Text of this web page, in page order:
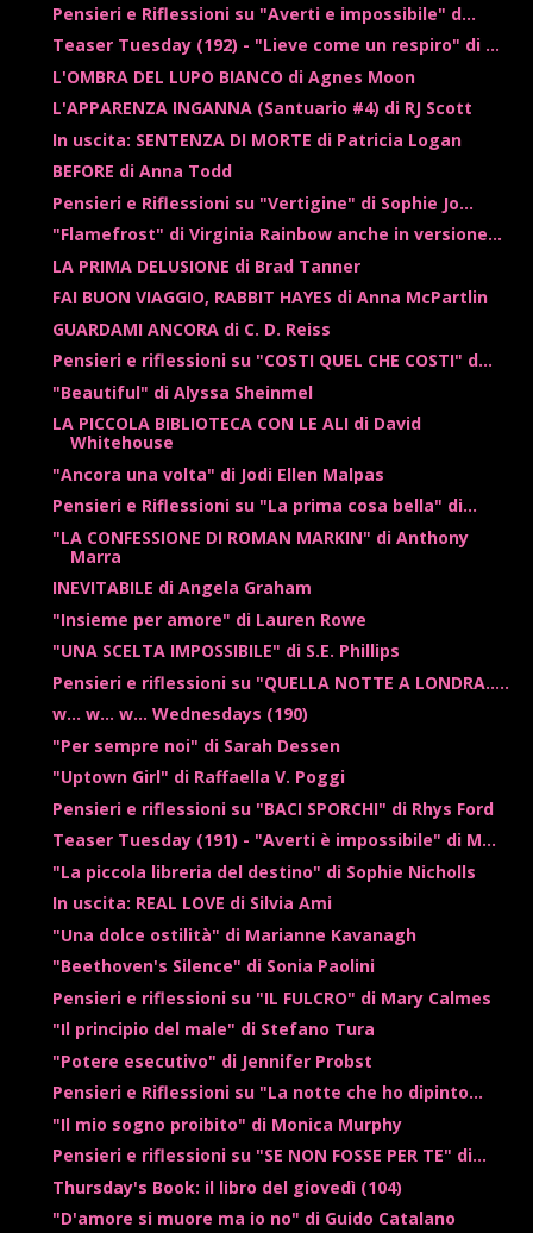
Pensieri e Riflessioni su "Averti e impossibile" d...
Teaser Tuesday (192) - "Lieve come un respiro" di ...
L'OMBRA DEL LUPO BIANCO di Agnes Moon
L'APPARENZA INGANNA (Santuario #4) di RJ Scott
In uscita: SENTENZA DI MORTE di Patricia Logan
BEFORE di Anna Todd
Pensieri e Riflessioni su "Vertigine" di Sophie Jo...
"Flamefrost" di Virginia Rainbow anche in versione...
LA PRIMA DELUSIONE di Brad Tanner
FAI BUON VIAGGIO, RABBIT HAYES di Anna McPartlin
GUARDAMI ANCORA di C. D. Reiss
Pensieri e riflessioni su "COSTI QUEL CHE COSTI" d...
"Beautiful" di Alyssa Sheinmel
LA PICCOLA BIBLIOTECA CON LE ALI di David
Whitehouse
"Ancora una volta" di Jodi Ellen Malpas
Pensieri e Riflessioni su "La prima cosa bella" di...
"LA CONFESSIONE DI ROMAN MARKIN" di Anthony
Marra
INEVITABILE di Angela Graham
"Insieme per amore" di Lauren Rowe
"UNA SCELTA IMPOSSIBILE" di S.E. Phillips
Pensieri e riflessioni su "QUELLA NOTTE A LONDRA.....
w... w... w... Wednesdays (190)
"Per sempre noi" di Sarah Dessen
"Uptown Girl" di Raffaella V. Poggi
Pensieri e riflessioni su "BACI SPORCHI" di Rhys Ford
Teaser Tuesday (191) - "Averti è impossibile" di M...
"La piccola libreria del destino" di Sophie Nicholls
In uscita: REAL LOVE di Silvia Ami
"Una dolce ostilità" di Marianne Kavanagh
"Beethoven's Silence" di Sonia Paolini
Pensieri e riflessioni su "IL FULCRO" di Mary Calmes
"Il principio del male" di Stefano Tura
"Potere esecutivo" di Jennifer Probst
Pensieri e Riflessioni su "La notte che ho dipinto...
"Il mio sogno proibito" di Monica Murphy
Pensieri e riflessioni su "SE NON FOSSE PER TE" di...
Thursday's Book: il libro del giovedì (104)
"D'amore si muore ma io no" di Guido Catalano